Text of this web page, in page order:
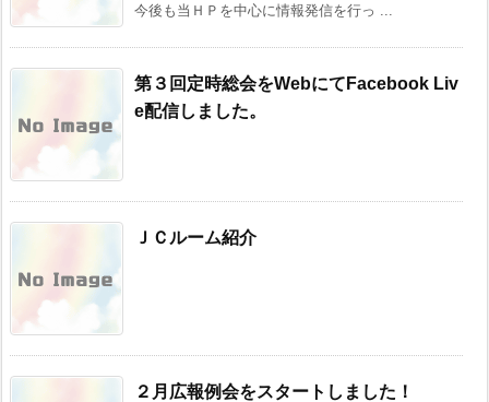
今後も当ＨＰを中心に情報発信を行っ ...
第３回定時総会をWebにてFacebook Liv
e配信しました。
ＪＣルーム紹介
２月広報例会をスタートしました！